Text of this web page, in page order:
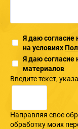
Я даю согласие
на условиях
Я даю согласие
материалов
Введите текcт,
Направляя свое
обработку моих